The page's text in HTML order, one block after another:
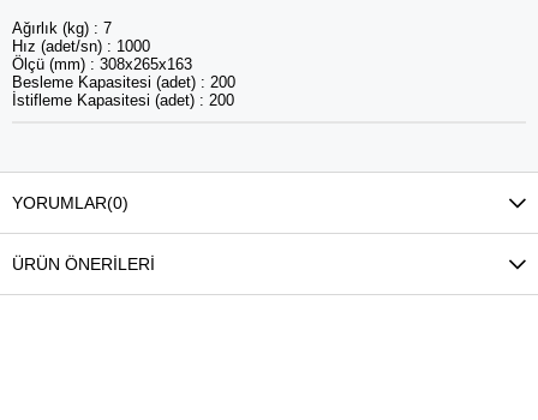
Ağırlık (kg) : 7
Hız (adet/sn) : 1000
Ölçü (mm) : 308x265x163
Besleme Kapasitesi (adet) : 200
İstifleme Kapasitesi (adet) : 200
YORUMLAR(0)
ÜRÜN ÖNERILERI